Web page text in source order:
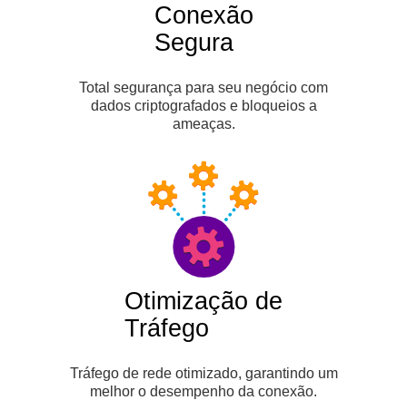
Conexão
Segura
Total segurança para seu negócio com
dados criptografados e bloqueios a
ameaças.
Otimização de
Tráfego
Tráfego de rede otimizado, garantindo um
melhor o desempenho da conexão.